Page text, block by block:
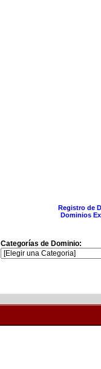
Registro de
Dominios
Categorías de Dominio: